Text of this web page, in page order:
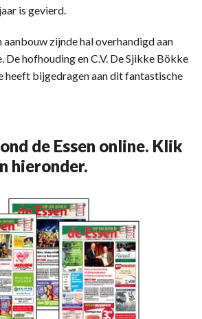
is gevierd.
aanbouw zijnde hal overhandigd aan
De hofhouding en C.V. De Sjikke Bökke
heeft bijgedragen aan dit fantastische
de Essen online. Klik
hieronder.